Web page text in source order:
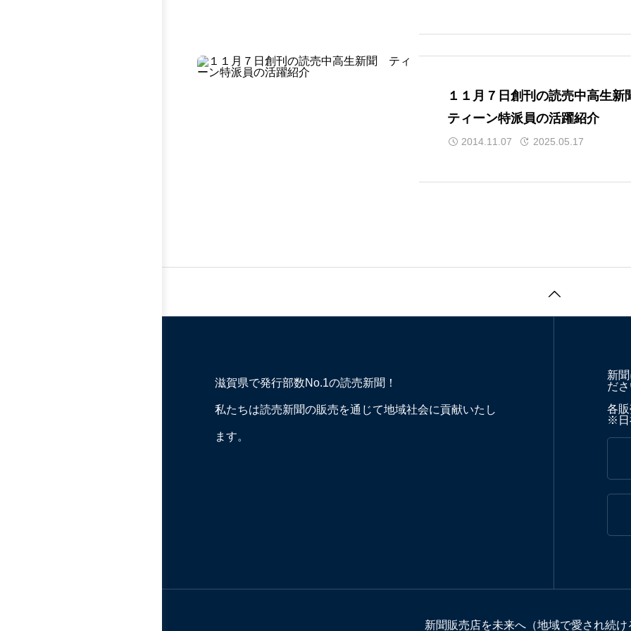
１１月７日創刊の読売中高生
ティーン特派員の活躍紹介
2014.11.07 2025.05.17
滋賀県で発行部数No.1の読売新聞！
私たちは読売新聞の販売を通じて地域社会に貢献いたし
ます。
新
だ
各
※日
新聞販売店を未来へ（地域で愛され続け